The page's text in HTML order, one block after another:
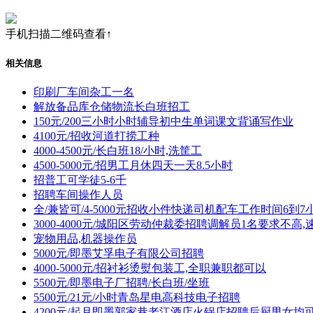
手机扫描二维码查看↑
相关信息
印刷厂车间杂工一名
解放备品库仓储物流长白班招工
150元/200三小时小时辅导初中生单词课文背诵写作业
4100元/招收河道打捞工种
4000-4500元/长白班18/小时,洗筐工
4500-5000元/招男工月休四天一天8.5小时
招普工可学徒5-6千
招聘车间操作人员
全/兼皆可/4-5000元招收小件快递司机配车工作时间6到7
3000-4000元/城阳区劳动仲裁委招聘调解员1名要求不高,
宠物用品,机器操作员
5000元/即墨艾孚电子有限公司招聘
4000-5000元/招衬衫烫熨包装工,全职兼职都可以
5500元/即墨电子厂招聘/长白班/坐班
5500元/21元/小时青岛星电高科技电子招聘